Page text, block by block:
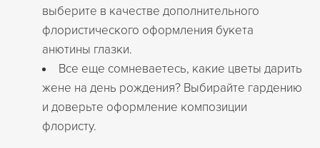
выберите в качестве дополнительного
флористического оформления букета
анютины глазки.
Все еще сомневаетесь, какие цветы дарить
жене на день рождения? Выбирайте гардению
и доверьте оформление композиции
флористу.